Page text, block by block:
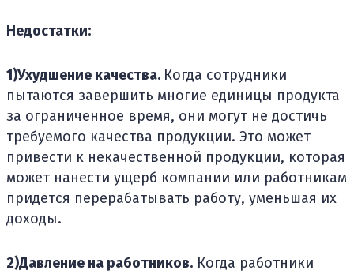
Недостатки:
1)Ухудшение качества. Когда сотрудники
пытаются завершить многие единицы продукта
за ограниченное время, они могут не достичь
требуемого качества продукции. Это может
привести к некачественной продукции, которая
может нанести ущерб компании или работникам
придется перерабатывать работу, уменьшая их
доходы.
2)Давление на работников. Когда работники